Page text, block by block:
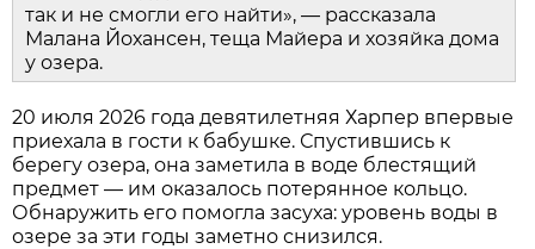
так и не смогли его найти», — рассказала
Малана Йохансен, теща Майера и хозяйка дома
у озера.
20 июля 2026 года девятилетняя Харпер впервые
приехала в гости к бабушке. Спустившись к
берегу озера, она заметила в воде блестящий
предмет — им оказалось потерянное кольцо.
Обнаружить его помогла засуха: уровень воды в
озере за эти годы заметно снизился.